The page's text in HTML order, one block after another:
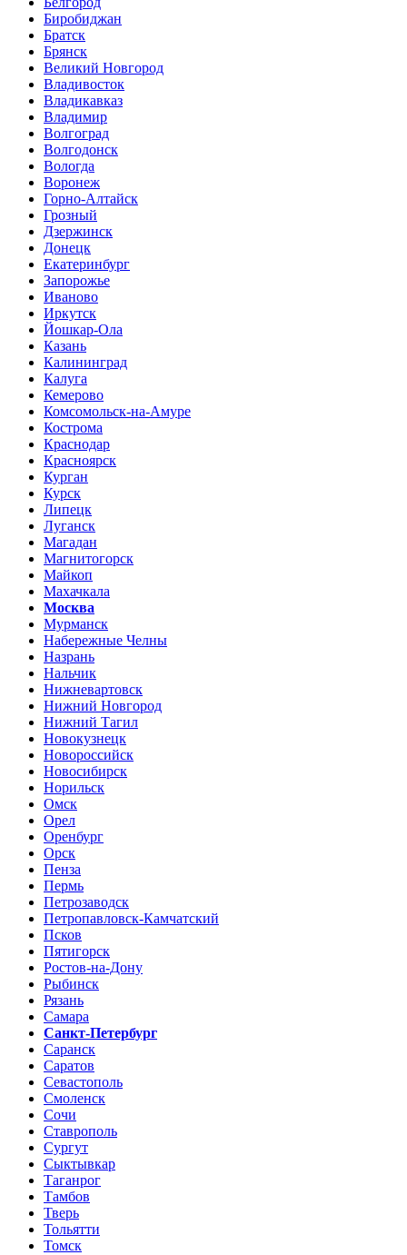
Биробиджан
Братск
Брянск
Великий Новгород
Владивосток
Владикавказ
Владимир
Волгоград
Волгодонск
Вологда
Воронеж
Горно-Алтайск
Грозный
Дзержинск
Донецк
Екатеринбург
Запорожье
Иваново
Иркутск
Йошкар-Ола
Казань
Калининград
Калуга
Кемерово
Комсомольск-на-Амуре
Кострома
Краснодар
Красноярск
Курган
Курск
Липецк
Луганск
Магадан
Магнитогорск
Майкоп
Махачкала
Москва
Мурманск
Набережные Челны
Назрань
Нальчик
Нижневартовск
Нижний Новгород
Нижний Тагил
Новокузнецк
Новороссийск
Новосибирск
Норильск
Омск
Орел
Оренбург
Орск
Пенза
Пермь
Петрозаводск
Петропавловск-Камчатский
Псков
Пятигорск
Ростов-на-Дону
Рыбинск
Рязань
Самара
Санкт-Петербург
Саранск
Саратов
Севастополь
Смоленск
Сочи
Ставрополь
Сургут
Сыктывкар
Таганрог
Тамбов
Тверь
Тольятти
Томск